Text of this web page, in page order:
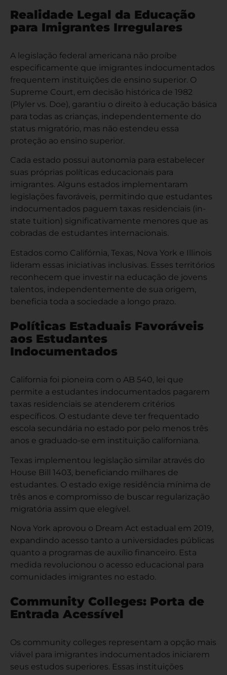
Realidade Legal da Educação
para Imigrantes Irregulares
A legislação federal americana não proíbe
especificamente que imigrantes indocumentados
frequentem instituições de ensino superior. O
Supreme Court, em decisão histórica de 1982
(Plyler vs. Doe), garantiu o direito à educação básica
para todas as crianças, independentemente do
status migratório, mas não estendeu essa
proteção ao ensino superior.
Cada estado possui autonomia para estabelecer
suas próprias políticas educacionais para
imigrantes. Alguns estados implementaram
legislações favoráveis, permitindo que estudantes
indocumentados paguem taxas residenciais (in-
state tuition) significativamente menores que as
cobradas de estudantes internacionais.
Estados como Califórnia, Texas, Nova York e Illinois
lideram essas iniciativas inclusivas. Esses territórios
reconhecem que investir na educação de jovens
talentos, independentemente de sua origem,
beneficia toda a sociedade a longo prazo.
Políticas Estaduais Favoráveis
aos Estudantes
Indocumentados
California foi pioneira com o AB 540, lei que
permite a estudantes indocumentados pagarem
taxas residenciais se atenderem critérios
específicos. O estudante deve ter frequentado
escola secundária no estado por pelo menos três
anos e graduado-se em instituição californiana.
Texas implementou legislação similar através do
House Bill 1403, beneficiando milhares de
estudantes. O estado exige residência mínima de
três anos e compromisso de buscar regularização
migratória assim que elegível.
Nova York aprovou o Dream Act estadual em 2019,
expandindo acesso tanto a universidades públicas
quanto a programas de auxílio financeiro. Esta
medida revolucionou o acesso educacional para
comunidades imigrantes no estado.
Community Colleges: Porta de
Entrada Acessível
Os community colleges representam a opção mais
viável para imigrantes indocumentados iniciarem
seus estudos superiores. Essas instituições